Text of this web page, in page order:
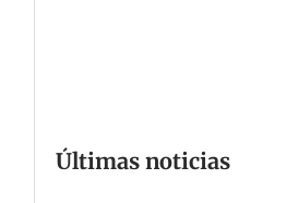
Últimas noticias